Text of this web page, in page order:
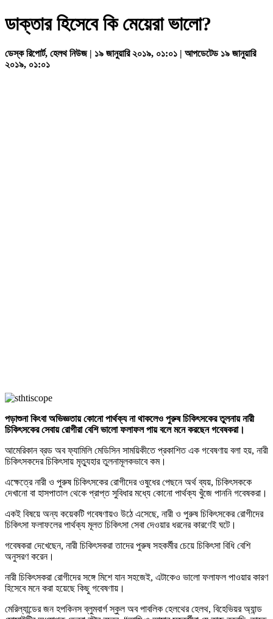
ডাক্তার হিসেবে কি মেয়েরা ভালো?
ডেস্ক রিপোর্ট, হেলথ নিউজ | ১৯ জানুয়ারি ২০১৯, ০১:০১ | আপডেটেড ১৯ জানুয়ারি
২০১৯, ০১:০১
পড়াশুনা কিংবা অভিজ্ঞতায় কোনো পার্থক্য না থাকলেও পুরুষ চিকিৎসকের তুলনায় নারী
চিকিৎসকের সেবায় রোগীরা বেশি ভালো ফলাফল পায় বলে মনে করছেন গবেষকরা।
আমেরিকান ব্রড অব ফ্যামিলি মেডিসিন সাময়িকীতে প্রকাশিত এক গবেষণায় বলা হয়, নারী
চিকিৎসকদের চিকিৎসায় মৃত্যুহার তুলনামূলকভাবে কম।
এক্ষেত্রে নারী ও পুরুষ চিকিৎসকের রোগীদের ওষুধের পেছনে অর্থ ব্যয়, চিকিৎসককে
দেখানো বা হাসপাতাল থেকে প্রাপ্ত সুবিধার মধ্যে কোনো পার্থক্য খুঁজে পাননি গবেষকরা।
একই বিষয়ে অন্য কয়েকটি গবেষণায়ও উঠে এসেছে, নারী ও পুরুষ চিকিৎসকের রোগীদের
চিকিৎসা ফলাফলের পার্থক্য মূলত চিকিৎসা সেবা দেওয়ার ধরনের কারণেই ঘটে।
গবেষকরা দেখেছেন, নারী চিকিৎসকরা তাদের পুরুষ সহকর্মীর চেয়ে চিকিৎসা বিধি বেশি
অনুসরণ করেন।
নারী চিকিৎসকরা রোগীদের সঙ্গে মিশে যান সহজেই, এটাকেও ভালো ফলাফল পাওয়ার কারণ
হিসেবে মনে করা হয়েছে কিছু গবেষণায়।
মেরিল্যান্ডের জন হপকিনস ব্লুমবার্গ স্কুল অব পাবলিক হেলথের হেলথ, বিহেভিয়র অ্যান্ড